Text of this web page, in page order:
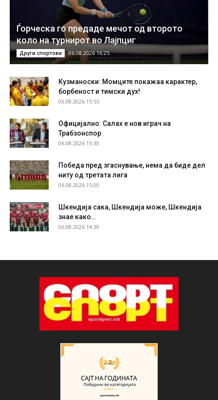
Ѓорческа го предаде мечот од второто
коло на турнирот во Лајпциг
Други спортови 06.08.2026 16:25
Кузманоски: Момците покажаа карактер,
борбеност и тимски дух!
06.08.2026 15:55
Официјално: Салах е нов играч на
Трабзонспор
06.08.2026 15:30
Победа пред згаснување, нема да биде дел
ниту од третата лига
06.08.2026 15:00
Шкендија сака, Шкендија може, Шкендија
знае како…
06.08.2026 14:30